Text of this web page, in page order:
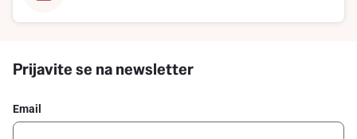
Prijavite se na newsletter
Email